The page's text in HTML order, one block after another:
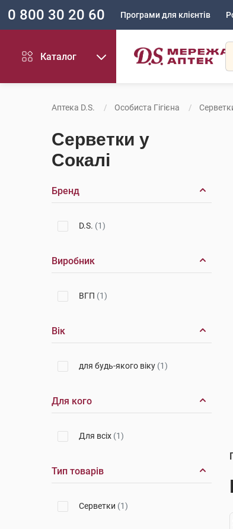
0 800 30 20 60 Програми для клієнтів
Каталог
Аптека D.S. Особиста Гігієна
Серветки у
Сокалі
Бренд
D.S. (1)
Виробник
ВГП (1)
Вік
для будь-якого віку (1)
Для кого
Для всіх (1)
Тип товарів
Серветки (1)